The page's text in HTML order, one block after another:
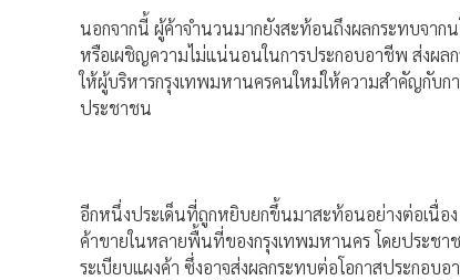
นอกจากนี้ ผู้ค้าจำนวนมากยังสะท้อนถึงผลกระทบจา
หรือเผชิญความไม่แน่นอนในการประกอบอาชีพ ส่งผล
ให้ผู้บริหารกรุงเทพมหานครคนใหม่ให้ความสำคัญกับก
ประชาชน
อีกหนึ่งประเด็นที่ถูกหยิบยกขึ้นมาสะท้อนอย่างต่อเนื่อ
ค้าขายในหลายพื้นที่ของกรุงเทพมหานคร โดยประชา
ระเบียบแผงค้า ซึ่งอาจส่งผลกระทบต่อโอกาสประกอบ